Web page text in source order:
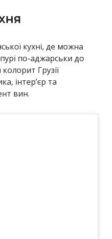
кухні, де можна
по-аджарськи до
Грузії
інтер’єр та
вин.